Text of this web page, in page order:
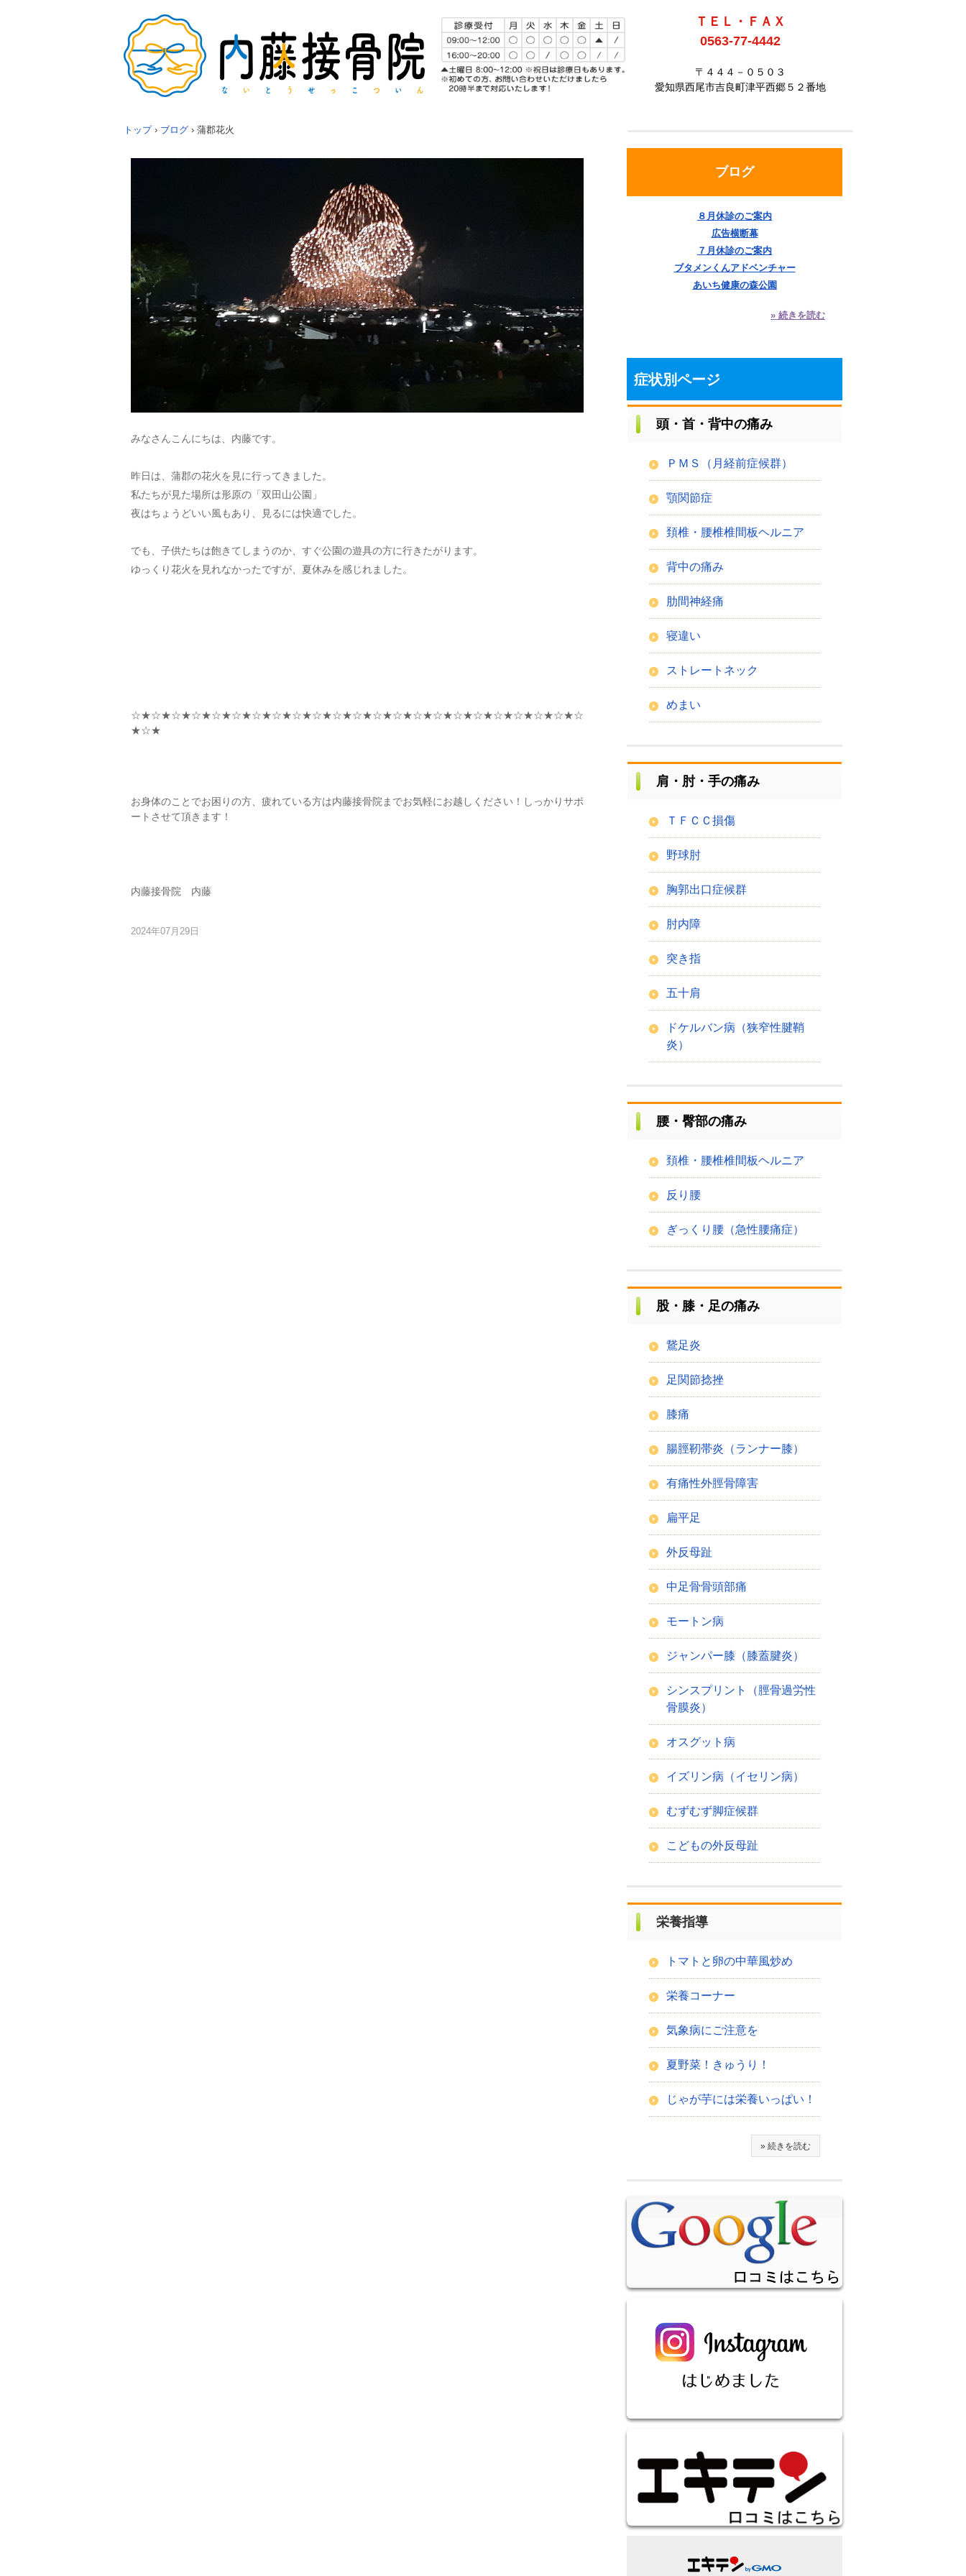
ＴＥＬ・ＦＡＸ
0563-77-4442
〒４４４－０５０３
愛知県西尾市吉良町津平西郷５２番地
トップ › ブログ › 蒲郡花火
みなさんこんにちは、内藤です。
昨日は、蒲郡の花火を見に行ってきました。
私たちが見た場所は形原の「双田山公園」
夜はちょうどいい風もあり、見るには快適でした。
でも、子供たちは飽きてしまうのか、すぐ公園の遊具の方に行きたがります。
ゆっくり花火を見れなかったですが、夏休みを感じれました。
☆★☆★☆★☆★☆★☆★☆★☆★☆★☆★☆★☆★☆★☆★☆★☆★☆★☆★☆★☆★☆★☆★☆
★☆★
お身体のことでお困りの方、疲れている方は内藤接骨院までお気軽にお越しください！しっかりサポ
ートさせて頂きます！
内藤接骨院 内藤
2024年07月29日
ブログ
８月休診のご案内
広告横断幕
７月休診のご案内
ブタメンくんアドベンチャー
あいち健康の森公園
» 続きを読む
症状別ページ
頭・首・背中の痛み
ＰＭＳ（月経前症候群）
顎関節症
頚椎・腰椎椎間板ヘルニア
背中の痛み
肋間神経痛
寝違い
ストレートネック
めまい
肩・肘・手の痛み
ＴＦＣＣ損傷
野球肘
胸郭出口症候群
肘内障
突き指
五十肩
ドケルバン病（狭窄性腱鞘
炎）
腰・臀部の痛み
頚椎・腰椎椎間板ヘルニア
反り腰
ぎっくり腰（急性腰痛症）
股・膝・足の痛み
鵞足炎
足関節捻挫
膝痛
腸脛靭帯炎（ランナー膝）
有痛性外脛骨障害
扁平足
外反母趾
中足骨骨頭部痛
モートン病
ジャンパー膝（膝蓋腱炎）
シンスプリント（脛骨過労性
骨膜炎）
オスグット病
イズリン病（イセリン病）
むずむず脚症候群
こどもの外反母趾
栄養指導
トマトと卵の中華風炒め
栄養コーナー
気象病にご注意を
夏野菜！きゅうり！
じゃが芋には栄養いっぱい！
» 続きを読む